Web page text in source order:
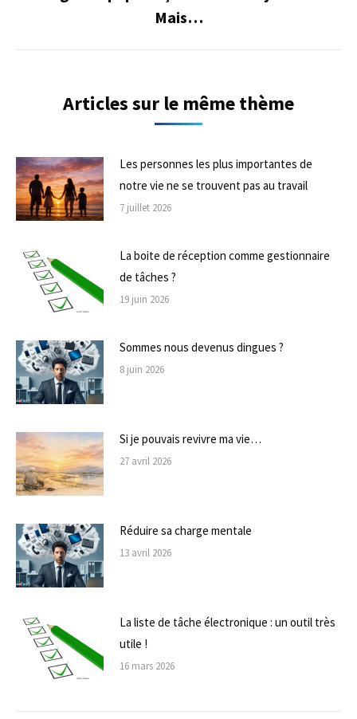
suivant
Mais…
Articles sur le même thème
Les personnes les plus importantes de
notre vie ne se trouvent pas au travail
7 juillet 2026
La boite de réception comme gestionnaire
de tâches ?
19 juin 2026
Sommes nous devenus dingues ?
8 juin 2026
Si je pouvais revivre ma vie…
27 avril 2026
Réduire sa charge mentale
13 avril 2026
La liste de tâche électronique : un outil très
utile !
16 mars 2026